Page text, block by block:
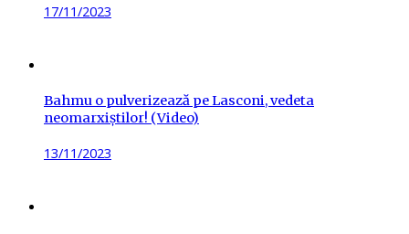
Posted
17/11/2023
Bahmu o pulverizează pe Lasconi, vedeta
neomarxiștilor! (Video)
Posted
13/11/2023